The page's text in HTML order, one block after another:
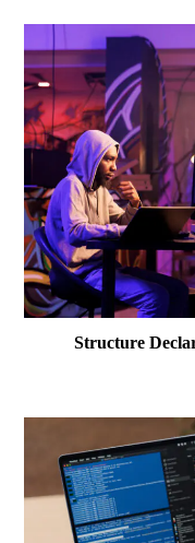
Structure